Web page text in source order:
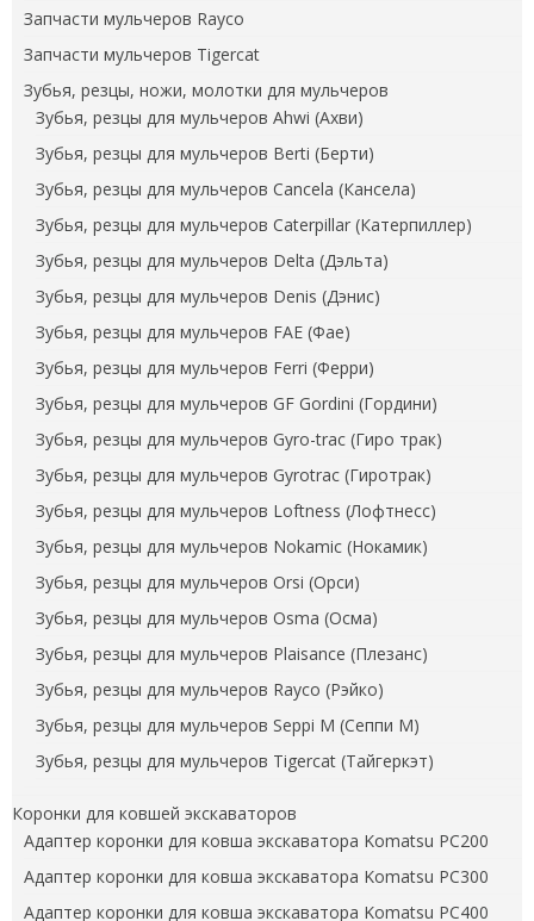
Запчасти мульчеров Rayco
Запчасти мульчеров Tigercat
Зубья, резцы, ножи, молотки для мульчеров
Зубья, резцы для мульчеров Ahwi (Ахви)
Зубья, резцы для мульчеров Berti (Берти)
Зубья, резцы для мульчеров Cancela (Кансела)
Зубья, резцы для мульчеров Caterpillar (Катерпиллер)
Зубья, резцы для мульчеров Delta (Дэльта)
Зубья, резцы для мульчеров Denis (Дэнис)
Зубья, резцы для мульчеров FAE (Фае)
Зубья, резцы для мульчеров Ferri (Ферри)
Зубья, резцы для мульчеров GF Gordini (Гордини)
Зубья, резцы для мульчеров Gyro-trac (Гиро трак)
Зубья, резцы для мульчеров Gyrotrac (Гиротрак)
Зубья, резцы для мульчеров Loftness (Лофтнесс)
Зубья, резцы для мульчеров Nokamic (Нокамик)
Зубья, резцы для мульчеров Orsi (Орси)
Зубья, резцы для мульчеров Osma (Осма)
Зубья, резцы для мульчеров Plaisance (Плезанс)
Зубья, резцы для мульчеров Rayco (Рэйко)
Зубья, резцы для мульчеров Seppi M (Сеппи М)
Зубья, резцы для мульчеров Tigercat (Тайгеркэт)
Коронки для ковшей экскаваторов
Адаптер коронки для ковша экскаватора Komatsu PC200
Адаптер коронки для ковша экскаватора Komatsu PC300
Адаптер коронки для ковша экскаватора Komatsu PC400